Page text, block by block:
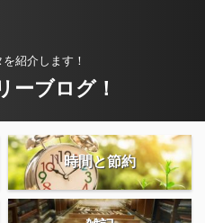
紹介します！
ーブログ！
時間と節約